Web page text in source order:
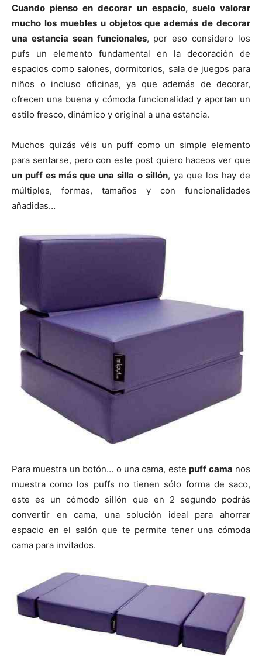
p
r
t
i
r
e
n
w
t
t
e
r
)
p
r
i
r
e
n
e
o
o
k
p
r
t
i
r
e
n
t
r
e
s
t
p
a
r
i
e
n
i p
r
i
r
e
n
t
A
p
p
Cuando pienso en decorar un espacio, suelo valorar
mucho los muebles u objetos que además de decorar
una estancia sean funcionales, por eso considero los
pufs un elemento fundamental en la decoración de
espacios como salones, dormitorios, sala de juegos para
niños o incluso oficinas, ya que además de decorar,
ofrecen una buena y cómoda funcionalidad y aportan un
estilo fresco, dinámico y original a una estancia.
Muchos quizás véis un puff como un simple elemento
para sentarse, pero con este post quiero haceos ver que
un puff es más que una silla o sillón, ya que los hay de
múltiples, formas, tamaños y con funcionalidades
añadidas…
Para muestra un botón… o una cama, estepuff cama nos
muestra como los puffs no tienen sólo forma de saco,
este es un cómodo sillón que en 2 segundo podrás
convertir en cama, una solución ideal para ahorrar
espacio en el salón que te permite tener una cómoda
cama para invitados.